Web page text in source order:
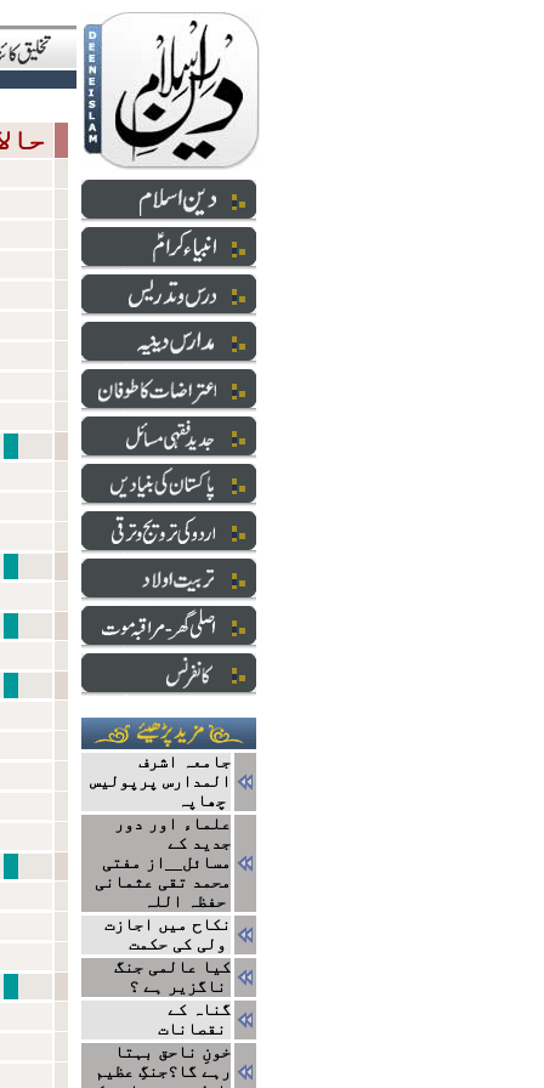
حالاتِ حاضرہ
جامعہ اشرف
المدارس پرپولیس
چھاپہ
علماء اور دور
جدید کے
مسائل__از مفتی
محمد تقی عثمانی
حفظہ اللہ
نکاح میں اجازت
ولی کی حکمت
کیا عالمی جنگ
ناگزیر ہے ؟
گناہ کے
نقصانات
خونِ ناحق بہتا
رہے گا؟جنگِ عظیم